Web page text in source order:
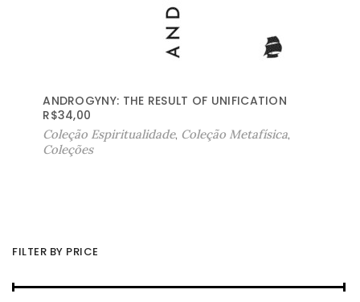
ANDROGYNY: THE RESULT OF UNIFICATION
R$34,00
Coleção Espiritualidade, Coleção Metafísica,
Coleções
FILTER BY PRICE